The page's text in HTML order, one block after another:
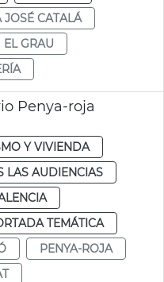
JOSÉ CATALÁ
EL GRAU
Penya-roja
Y VIVIENDA
LAS AUDIENCIAS
TEMÁTICA
PENYA-ROJA